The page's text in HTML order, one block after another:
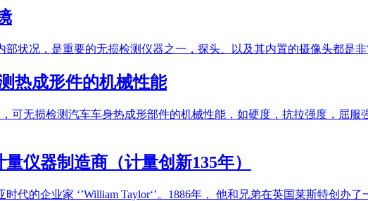
状况，是重要的无损检测仪器之一，探头、以及其内置的摄像头都是非
热成形件的机械性能
可无损检测汽车车身热成形部件的机械性能，如硬度，抗拉强度，屈
仪器制造商（计量创新135年）
代的企业家 ‘’William Taylor‘’。1886年， 他和兄弟在英国莱斯特创